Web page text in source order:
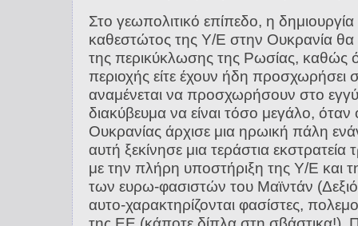
Στο γεωπολιτικό επίπεδο, η
καθεστώτος της Υ/Ε στην Ουκρανία
της περικύκλωσης της Ρωσίας, καθώς
περιοχής είτε έχουν ήδη
αναμένεται να προσχωρήσουν στο
διακύβευμα να είναι τόσο μεγάλο,
Ουκρανίας άρχισε μια ηρωική πάλη
αυτή ξεκίνησε μια τεράστια εκστρατεία
με την πλήρη υποστήριξη της Υ/Ε και
των ευρω-φασιστών του Μαϊντάν
αυτο-χαρακτηρίζονται φασίστες,